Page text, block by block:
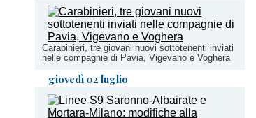
Carabinieri, tre giovani nuovi sottotenenti inviati
nelle compagnie di Pavia, Vigevano e Voghera
giovedì 02 luglio